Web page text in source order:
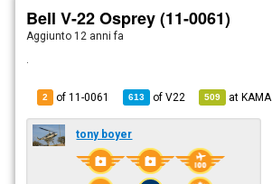
Bell V-22 Osprey (11-0061)
Aggiunto 12 anni fa
2 of 11-0061 613 ofV22 509 atKAMA
tony boyer